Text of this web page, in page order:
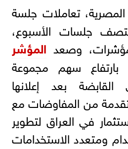
المصرية، تعاملات جلسة
جلسات الأسبوع،
وصعد المؤشر
بارتفاع سهم مجموعة
بعد إعلانها
من المفاوضات مع
في العراق لتطوير
ومتعدد الاستخدامات